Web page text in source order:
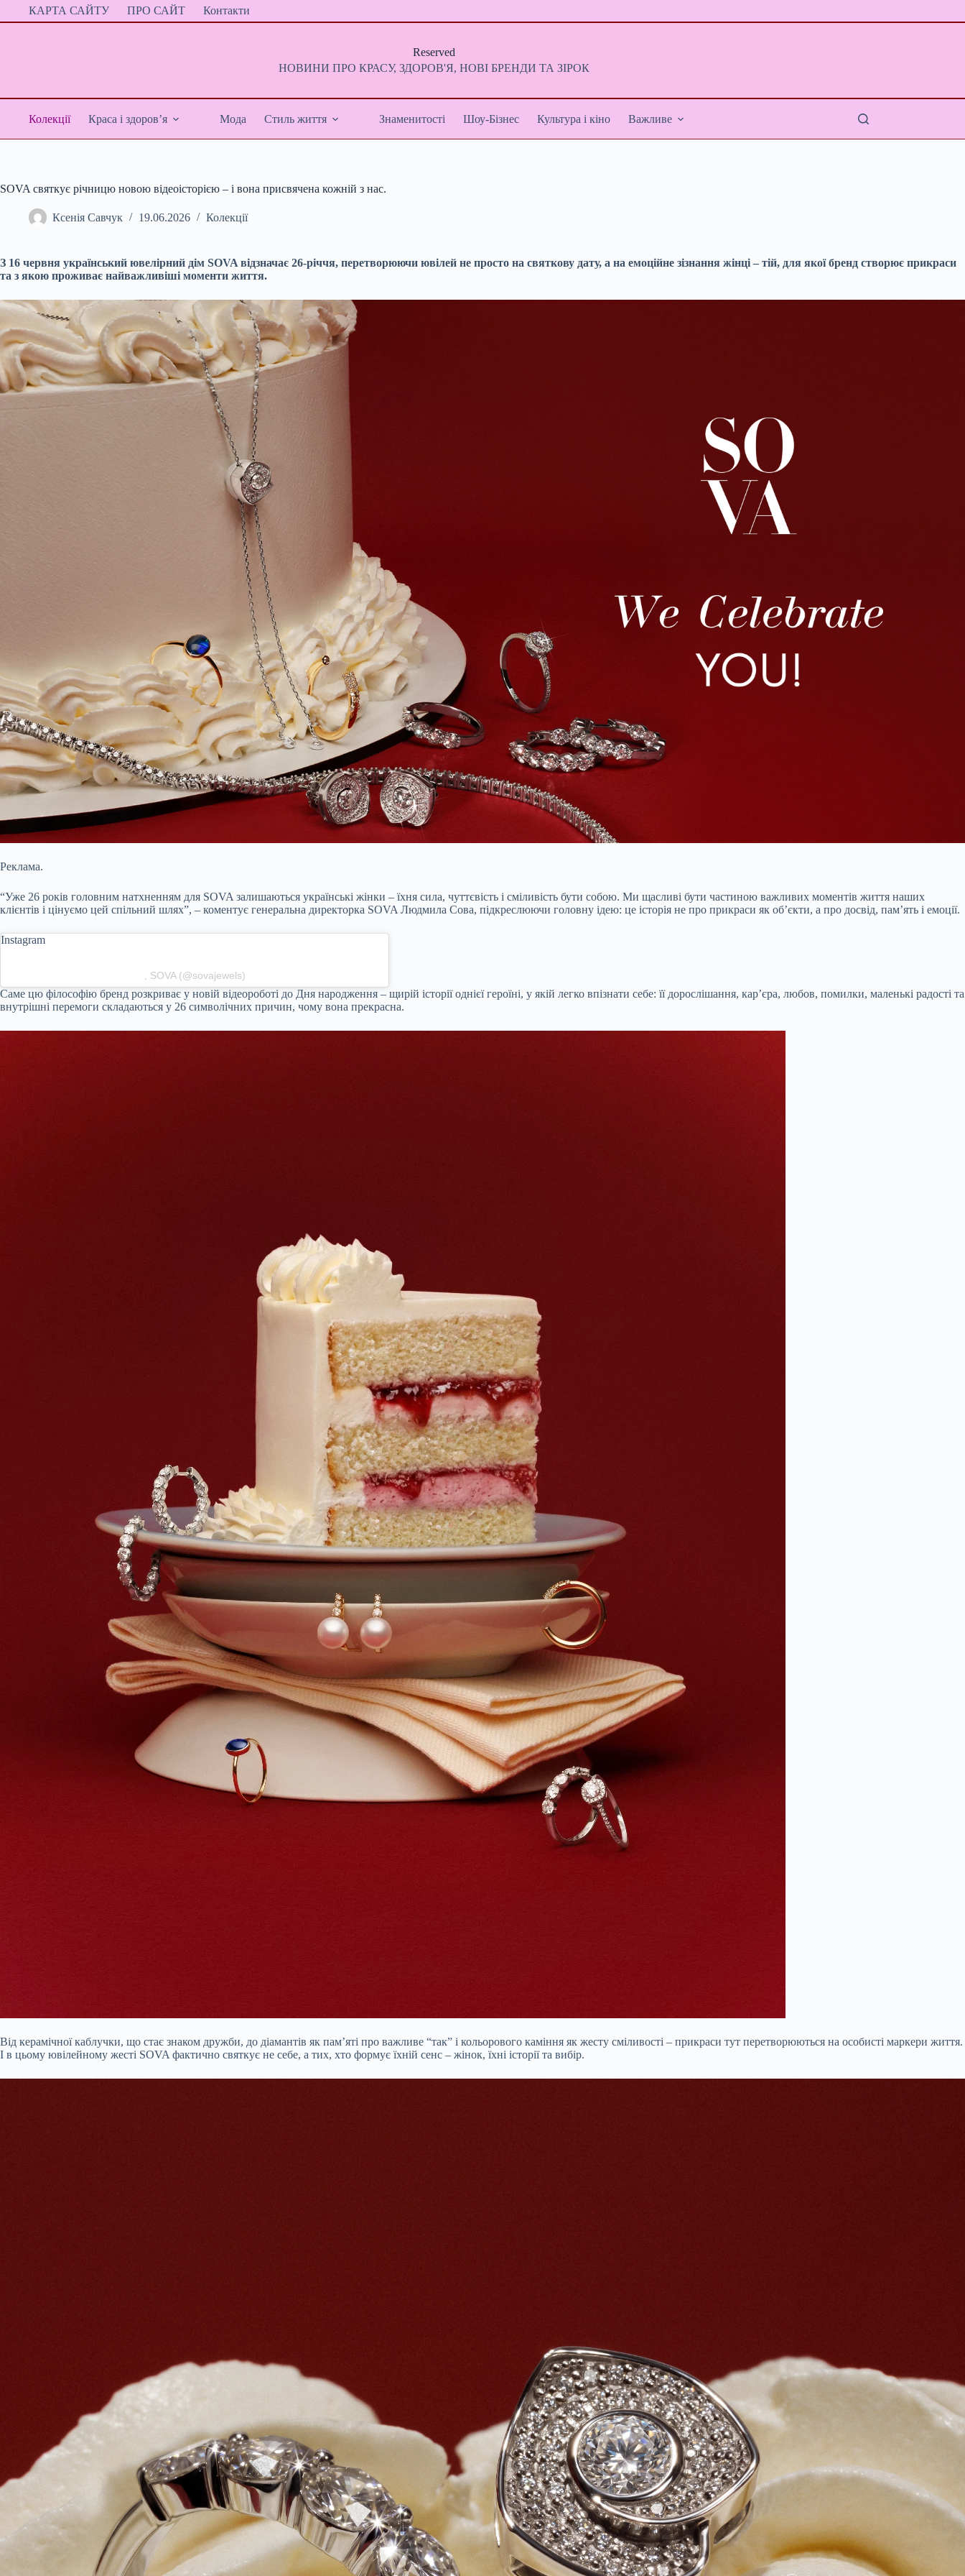
ПерейтиКАРТА САЙТУ ПРО САЙТ Контакти
Reserved
НОВИНИ ПРО КРАСУ, ЗДОРОВ'Я, НОВІ БРЕНДИ ТА ЗІРОК
Колекції Краса і здоров’я Мода Стиль життя Знаменитості Шоу-Бізнес Культура і кіно Важливе
SOVA святкує річницю новою відеоісторією – і вона присвячена кожній з нас.
Ксенія Савчук 19.06.2026 Колекції
З 16 червня український ювелірний дім SOVA відзначає 26-річчя, перетворюючи ювілей не просто на святкову дату, а на емоційне зізнання жінці – тій, для якої бренд створює прикраси
та з якою проживає найважливіші моменти життя.
Реклама.
“Уже 26 років головним натхненням для SOVA залишаються українські жінки – їхня сила, чуттєвість і сміливість бути собою. Ми щасливі бути частиною важливих моментів життя наших
клієнтів і цінуємо цей спільний шлях”, – коментує генеральна директорка SOVA Людмила Сова, підкреслюючи головну ідею: це історія не про прикраси як об’єкти, а про досвід, пам’ять і емоції.
Instagram
, SOVA (@sovajewels)
Саме цю філософію бренд розкриває у новій відеороботі до Дня народження – щирій історії однієї героїні, у якій легко впізнати себе: її дорослішання, кар’єра, любов, помилки, маленькі радості та
внутрішні перемоги складаються у 26 символічних причин, чому вона прекрасна.
Від керамічної каблучки, що стає знаком дружби, до діамантів як пам’яті про важливе “так” і кольорового каміння як жесту сміливості – прикраси тут перетворюються на особисті маркери життя.
І в цьому ювілейному жесті SOVA фактично святкує не себе, а тих, хто формує їхній сенс – жінок, їхні історії та вибір.